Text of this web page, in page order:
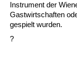
Instrument der
Gastwirtschaften
gespielt wurden.
?